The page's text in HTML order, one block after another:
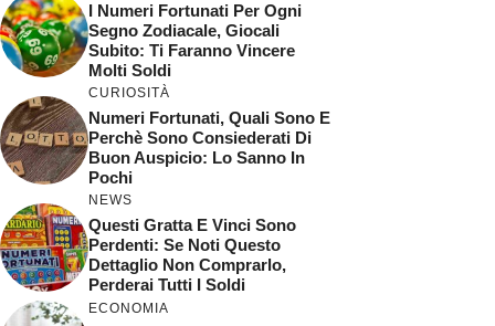
I Numeri Fortunati Per Ogni
Segno Zodiacale, Giocali
Subito: Ti Faranno Vincere
Molti Soldi
CURIOSITÀ
Numeri Fortunati, Quali Sono E
Perchè Sono Consiederati Di
Buon Auspicio: Lo Sanno In
Pochi
NEWS
Questi Gratta E Vinci Sono
Perdenti: Se Noti Questo
Dettaglio Non Comprarlo,
Perderai Tutti I Soldi
ECONOMIA